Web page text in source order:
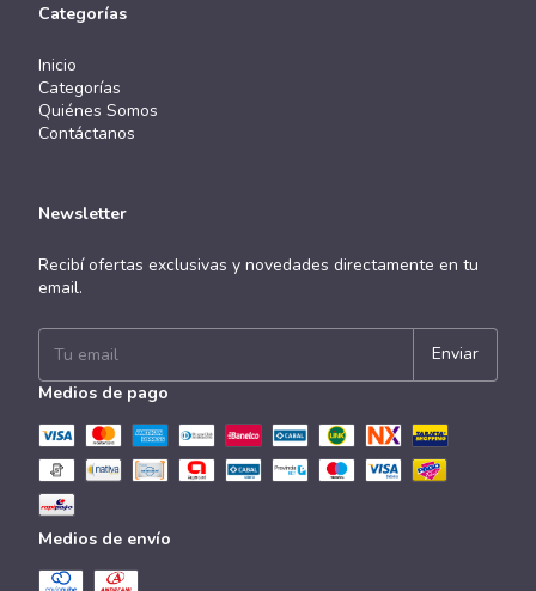
Categorías
Inicio
Categorías
Quiénes Somos
Contáctanos
Newsletter
Recibí ofertas exclusivas y novedades directamente en tu
email.
Medios de pago
Medios de envío